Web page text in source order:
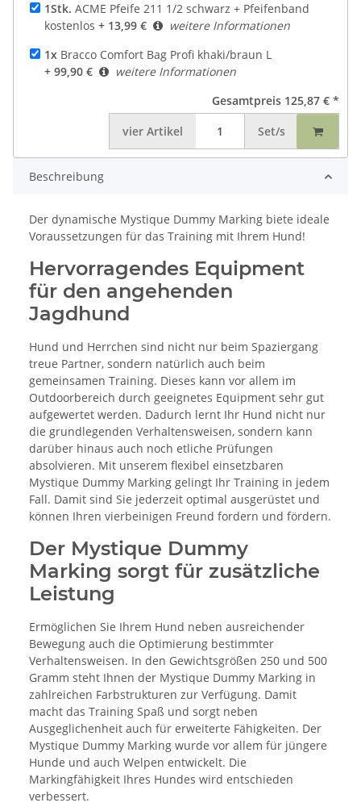
1Stk. ACME Pfeife 211 1/2 schwarz + Pfeifenband
kostenlos + 13,99 €
weitere Informationen
1x Bracco Comfort Bag Profi khaki/braun L
+ 99,90 €
weitere Informationen
Gesamtpreis 125,87 € *
vier Artikel Set/s
Beschreibung
Der dynamische Mystique Dummy Marking biete ideale
Voraussetzungen für das Training mit Ihrem Hund!
Hervorragendes Equipment
für den angehenden
Jagdhund
Hund und Herrchen sind nicht nur beim Spaziergang
treue Partner, sondern natürlich auch beim
gemeinsamen Training. Dieses kann vor allem im
Outdoorbereich durch geeignetes Equipment sehr gut
aufgewertet werden. Dadurch lernt Ihr Hund nicht nur
die grundlegenden Verhaltensweisen, sondern kann
darüber hinaus auch noch etliche Prüfungen
absolvieren. Mit unserem flexibel einsetzbaren
Mystique Dummy Marking gelingt Ihr Training in jedem
Fall. Damit sind Sie jederzeit optimal ausgerüstet und
können Ihren vierbeinigen Freund fordern und fördern.
Der Mystique Dummy
Marking sorgt für zusätzliche
Leistung
Ermöglichen Sie Ihrem Hund neben ausreichender
Bewegung auch die Optimierung bestimmter
Verhaltensweisen. In den Gewichtsgrößen 250 und 500
Gramm steht Ihnen der Mystique Dummy Marking in
zahlreichen Farbstrukturen zur Verfügung. Damit
macht das Training Spaß und sorgt neben
Ausgeglichenheit auch für erweiterte Fähigkeiten. Der
Mystique Dummy Marking wurde vor allem für jüngere
Hunde und auch Welpen entwickelt. Die
Markingfähigkeit Ihres Hundes wird entschieden
verbessert.